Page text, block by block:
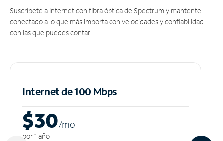
Suscríbete a Internet con fibra óptica de Spectrum y mantente
conectado a lo que más importa con velocidades y confiabilidad
con las que puedes contar.
Internet de 100 Mbps
$30/mo
por 1 año